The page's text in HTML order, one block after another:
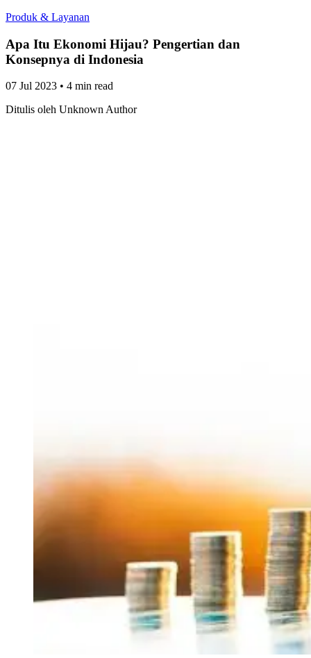
Produk & Layanan
Apa Itu Ekonomi Hijau? Pengertian dan
Konsepnya di Indonesia
07 Jul 2023 • 4 min read
Ditulis oleh Unknown Author